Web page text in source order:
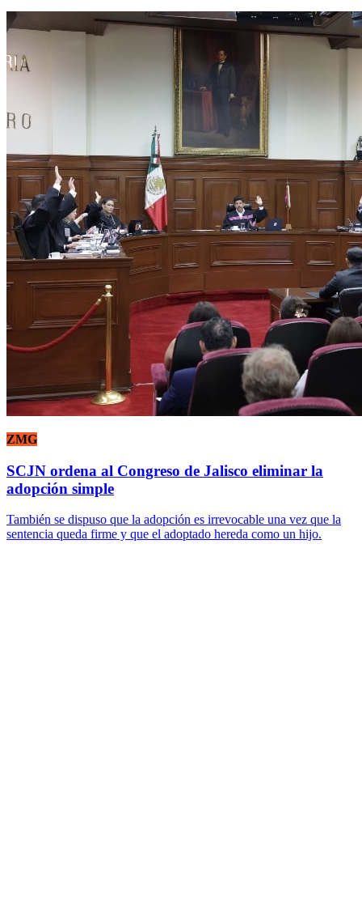
ZMG
SCJN ordena al Congreso de Jalisco eliminar la
adopción simple
También se dispuso que la adopción es irrevocable una vez que la
sentencia queda firme y que el adoptado hereda como un hijo.